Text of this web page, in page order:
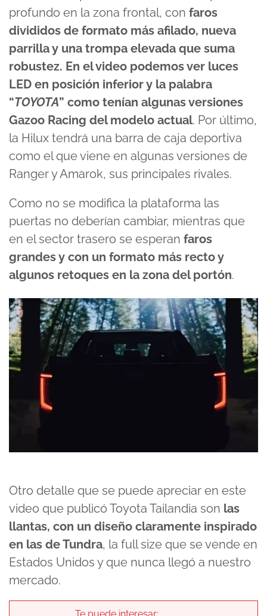
seconds
profundo en la zona frontal, con faros
divididos de formato más afilado, nueva
parrilla y una trompa elevada que suma
robustez. En el video podemos ver luces
LED en posición inferior y la palabra
“TOYOTA” como tenían algunas versiones
Gazoo Racing del modelo actual. Por último,
la Hilux tendrá una barra de caja deportiva
como el que viene en algunas versiones de
Ranger y Amarok, sus principales rivales.
Como no se modifica la plataforma las
puertas no deberían cambiar, mientras que
en el sector trasero se esperan faros
grandes y con un formato más recto y
algunos retoques en la zona del portón.
Otro detalle que se puede apreciar en este
video que publicó Toyota Tailandia son las
llantas, con un diseño claramente inspirado
en las de Tundra, la full size que se vende en
Estados Unidos y que nunca llegó a nuestro
mercado.